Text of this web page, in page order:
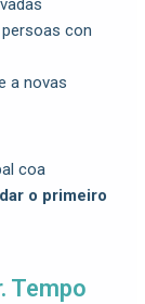
con
a novas
coa
o primeiro
Tempo